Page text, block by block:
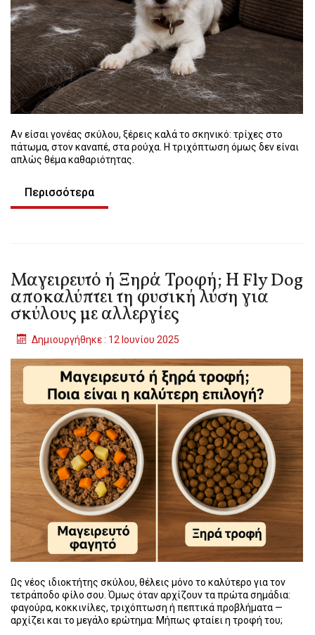
Αν είσαι γονέας σκύλου, ξέρεις καλά το σκηνικό: τρίχες στο
πάτωμα, στον καναπέ, στα ρούχα. Η τριχόπτωση όμως δεν είναι
απλώς θέμα καθαριότητας.
Περισσότερα
Μαγειρευτό ή Ξηρά Τροφή; Η Fly Dog
αποκαλύπτει τη φυσική λύση για
σκύλους με αλλεργίες
Δημιουργήθηκε : 12 Ιουνίου 2025
Ως νέος ιδιοκτήτης σκύλου, θέλεις μόνο το καλύτερο για τον
τετράποδο φίλο σου. Όμως όταν αρχίζουν τα πρώτα σημάδια:
φαγούρα, κοκκινίλες, τριχόπτωση ή πεπτικά προβλήματα —
αρχίζει και το μεγάλο ερώτημα: Μήπως φταίει η τροφή του;